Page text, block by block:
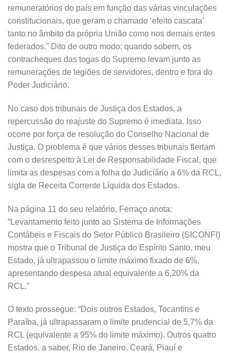
remuneratórios do país em função das várias vinculações
constitucionais, que geram o chamado ‘efeito cascata’
tanto no âmbito da própria União como nos demais entes
federados.” Dito de outro modo: quando sobem, os
contracheques das togas do Supremo levam junto as
remunerações de legiões de servidores, dentro e fora do
Poder Judiciário.
No caso dos tribunais de Justiça dos Estados, a
repercussão do reajuste do Supremo é imediata. Isso
ocorre por força de resolução do Conselho Nacional de
Justiça. O problema é que vários desses tribunais flertam
com o desrespeito à Lei de Responsabilidade Fiscal, que
limita as despesas com a folha do Judiciário a 6% da RCL,
sigla de Receita Corrente Líquida dos Estados.
Na página 11 do seu relatório, Ferraço anota:
“Levantamento feito junto ao Sistema de Informações
Contábeis e Fiscais do Setor Público Brasileiro (SICONFI)
mostra que o Tribunal de Justiça do Espírito Santo, meu
Estado, já ultrapassou o limite máximo fixado de 6%,
apresentando despesa atual equivalente a 6,20% da
RCL.”
O texto prossegue: “Dois outros Estados, Tocantins e
Paraíba, já ultrapassaram o limite prudencial de 5,7% da
RCL (equivalente a 95% do limite máximo). Outros quatro
Estados, a saber, Rio de Janeiro, Ceará, Piauí e